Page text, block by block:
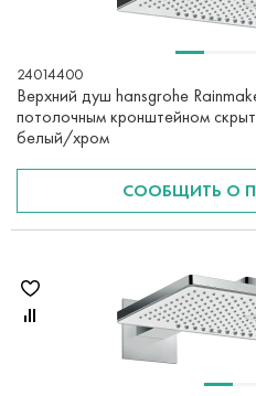
24014400
Верхний душ hansgrohe
потолочным кронштейном
белый/хром
СООБЩИТЬ О